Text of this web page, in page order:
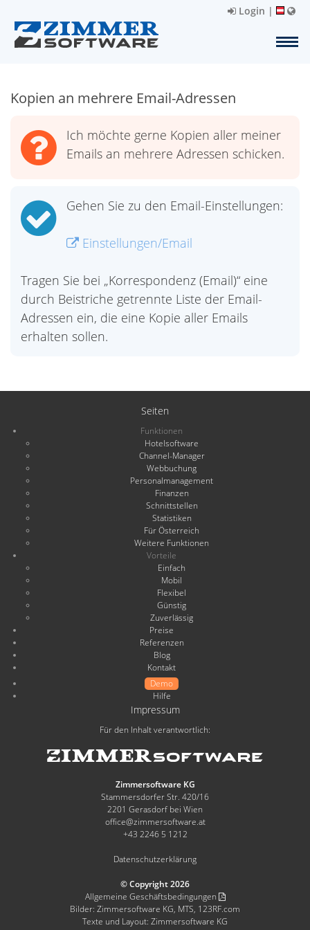
Login |
Kopien an mehrere Email-Adressen
Ich möchte gerne Kopien aller meiner
Emails an mehrere Adressen schicken.
Gehen Sie zu den Email-Einstellungen:
Einstellungen/Email
Tragen Sie bei „Korrespondenz (Email)“ eine
durch Beistriche getrennte Liste der Email-
Adressen ein, die eine Kopie aller Emails
erhalten sollen.
Seiten
Funktionen
Hotelsoftware
Channel-Manager
Webbuchung
Personalmanagement
Finanzen
Schnittstellen
Statistiken
Für Österreich
Weitere Funktionen
Vorteile
Einfach
Mobil
Flexibel
Günstig
Zuverlässig
Preise
Referenzen
Blog
Kontakt
Demo
Hilfe
Impressum
Für den Inhalt verantwortlich:
Zimmersoftware KG
Stammersdorfer Str. 420/16
2201 Gerasdorf bei Wien
office@zimmersoftware.at
+43 2246 5 1212
Datenschutzerklärung
© Copyright 2026
Allgemeine Geschäftsbedingungen
Bilder: Zimmersoftware KG, MTS, 123RF.com
Texte und Layout: Zimmersoftware KG